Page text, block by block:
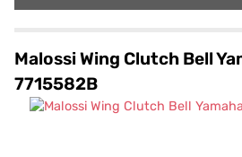
Malossi Wing Clutch Bell
7715582B